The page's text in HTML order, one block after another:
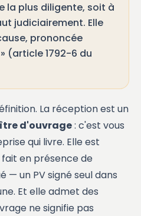
la plus diligente, soit à
judiciairement. Elle
prononcée
(article 1792-6 du
La réception est un
d'ouvrage: c'est vous
qui livre. Elle est
fait en présence de
— un PV signé seul dans
Et elle admet des
ne signifie pas